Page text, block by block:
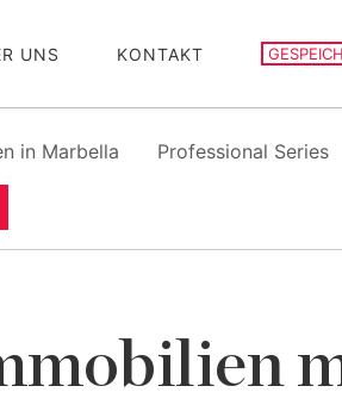
UNS KONTAKT
in Marbella Professional Series